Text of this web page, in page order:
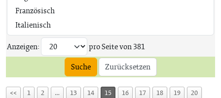
Anzeigen: pro Seite von381
Suche
Zurücksetzen
<< 1 2 … 13 14 15 16 17 18 19
20